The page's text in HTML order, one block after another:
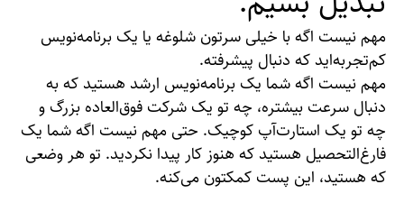
مهم نیست اگه با خیلی سرتون شلوغه یا یک برنامه‌نویس
کم‌تجربه‌اید که دنبال پیشرفته.
مهم نیست اگه شما یک برنامه‌نویس ارشد هستید که به
دنبال سرعت بیشتره، چه تو یک شرکت فوق‌العاده بزرگ و
چه تو یک استارت‌آپ کوچیک. حتی مهم نیست اگه شما یک
فارغ‌التحصیل هستید که هنوز کار پیدا نکردید. تو هر وضعی
که هستید، این پست کمکتون می‌کنه.